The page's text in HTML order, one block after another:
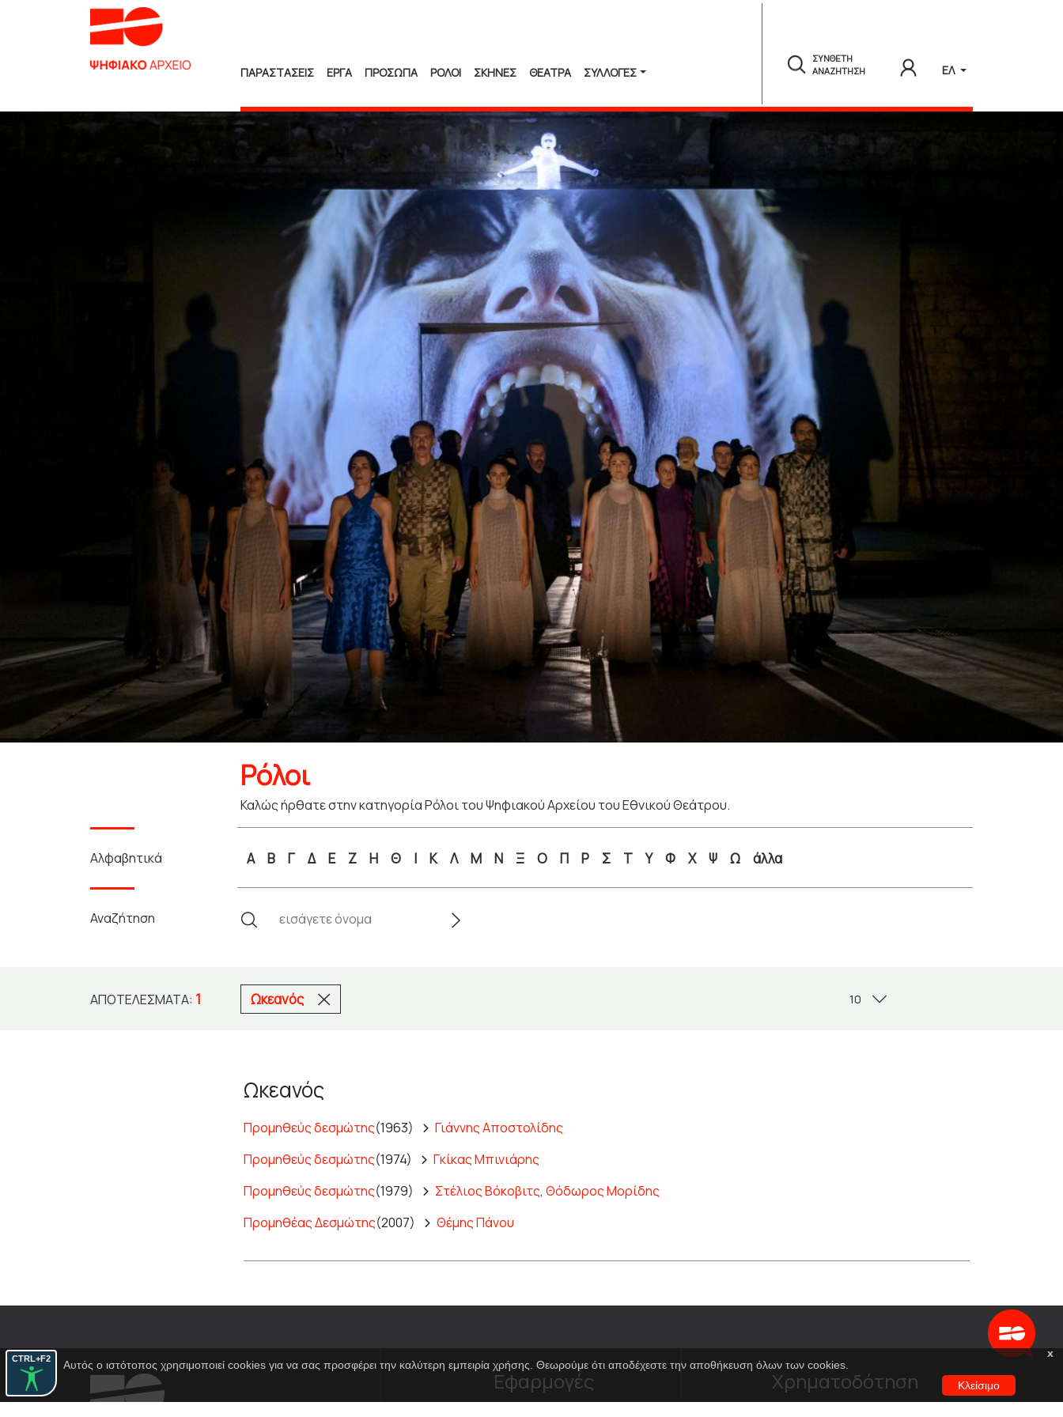
CTRL+F2
ΠΑΡΑΣΤΑΣΕΙΣ ΕΡΓΑ ΠΡΟΣΩΠΑ ΡΟΛΟΙ ΣΚΗΝΕΣ ΘΕΑΤΡΑ ΣΥΛΛΟΓΈΣ
ΣΥΝΘΕΤΗ
ΑΝΑΖΗΤΗΣΗ
ΕΛ
Ρόλοι
Καλώς ήρθατε στην κατηγορία Ρόλοι του Ψηφιακού Αρχείου του Εθνικού Θεάτρου.
Αλφαβητικά Α Β Γ Δ Ε Ζ Η Θ Ι Κ Λ Μ Ν Ξ Ο Π Ρ Σ Τ Υ Φ Χ Ψ Ω άλλα
Αναζήτηση
ΑΠΟΤΕΛΈΣΜΑΤΑ: 1 Ωκεανός
Ωκεανός
Προμηθεύς δεσμώτης(1963)
Γιάννης Αποστολίδης
Προμηθεύς δεσμώτης(1974)
Γκίκας Μπινιάρης
Προμηθεύς δεσμώτης(1979) Στέλιος Βόκοβιτς, Θόδωρος Μορίδης
Προμηθέας Δεσμώτης(2007) Θέμης Πάνου
x
Αυτός ο ιστότοπος χρησιμοποιεί cookies για να σας προσφέρει την καλύτερη εμπειρία χρήσης. Θεωρούμε ότι αποδέχεστε την αποθήκευση όλων των cookies.
Κλείσιμο
Εφαρμογές Χρηματοδότηση